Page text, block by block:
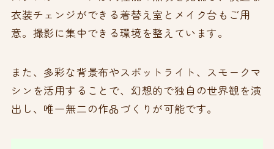
衣装チェンジができる着替え室とメイク台もご用
意。撮影に集中できる環境を整えています。
また、多彩な背景布やスポットライト、スモークマ
シンを活用することで、幻想的で独自の世界観を演
出し、唯一無二の作品づくりが可能です。